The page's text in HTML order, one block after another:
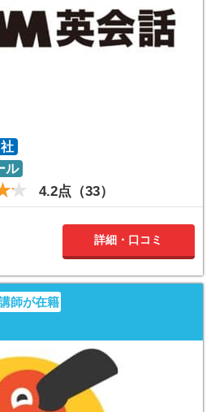
社
ル
4.2点（33）
詳細・口コミ
師が在籍